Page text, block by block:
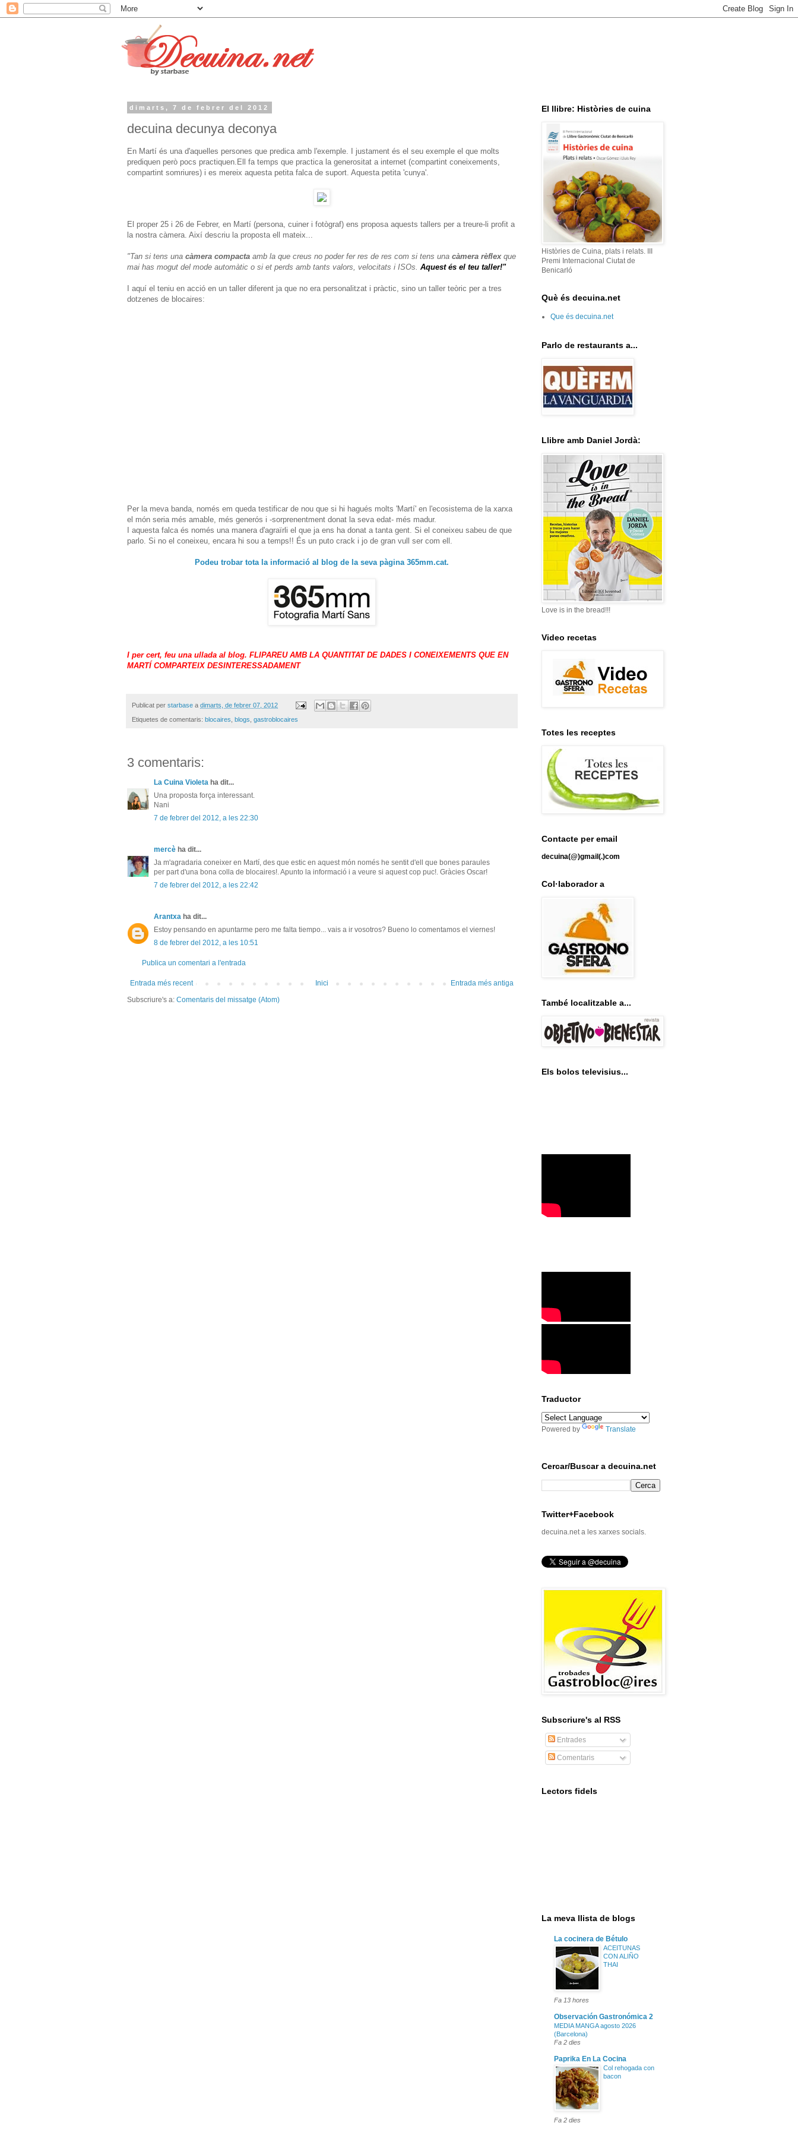
dimarts, 7 de febrer del 2012
decuina decunya deconya
En Martí és una d'aquelles persones que predica amb l'exemple. I justament és el seu exemple el que molts
prediquen però pocs practiquen.Ell fa temps que practica la generositat a internet (compartint coneixements,
compartint somriures) i es mereix aquesta petita falca de suport. Aquesta petita 'cunya'.
El proper 25 i 26 de Febrer, en Martí (persona, cuiner i fotògraf) ens proposa aquests tallers per a treure-li profit a
la nostra càmera. Així descriu la proposta ell mateix...
"Tan si tens una càmera compacta amb la que creus no poder fer res de res com si tens una càmera rèflexque
mai has mogut del mode automàtic o si et perds amb tants valors, velocitats i ISOs. Aquest és el teu taller!"
I aquí el teniu en acció en un taller diferent ja que no era personalitzat i pràctic, sino un taller teòric per a tres
dotzenes de blocaires:
Per la meva banda, només em queda testificar de nou que si hi hagués molts 'Martí' en l'ecosistema de la xarxa
el món seria més amable, més generós i -sorprenentment donat la seva edat- més madur.
I aquesta falca és només una manera d'agraïrli el que ja ens ha donat a tanta gent. Si el coneixeu sabeu de que
parlo. Si no el coneixeu, encara hi sou a temps!! És un puto crack i jo de gran vull ser com ell.
Podeu trobar tota la informació al blog de la seva pàgina 365mm.cat.
I per cert, feu una ullada al blog. FLIPAREU AMB LA QUANTITAT DE DADES I CONEIXEMENTS QUE EN
MARTÍ COMPARTEIX DESINTERESSADAMENT
Publicat per starbase a dimarts, de febrer 07, 2012
Etiquetes de comentaris: blocaires blogs gastroblocaires
3 comentaris:
La Cuina Violeta ha dit...
Una proposta força interessant.
Nani
7 de febrer del 2012, a les 22:30
mercè ha dit...
Ja m'agradaria coneixer en Martí, des que estic en aquest món només he sentit d'ell que bones paraules
per part d'una bona colla de blocaires!. Apunto la informació i a veure si aquest cop puc!. Gràcies Oscar!
7 de febrer del 2012, a les 22:42
Arantxa ha dit...
Estoy pensando en apuntarme pero me falta tiempo... vais a ir vosotros? Bueno lo comentamos el viernes!
8 de febrer del 2012, a les 10:51
Publica un comentari a l'entrada
Entrada més recent Entrada més antiga
Inici
Subscriure's a: Comentaris del missatge (Atom)
El llibre: Històries de cuina
Històries de Cuina, plats i relats. III
Premi Internacional Ciutat de
Benicarló
Què és decuina.net
Que és decuina.net
Parlo de restaurants a...
Llibre amb Daniel Jordà:
Love is in the bread!!!
Video recetas
Totes les receptes
Contacte per email
decuina(@)gmail(.)com
Col·laborador a
També localitzable a...
Els bolos televisius...
Traductor
Powered by Translate
Cercar/Buscar a decuina.net
Twitter+Facebook
decuina.net a les xarxes socials.
Subscriure's al RSS
Entrades
Comentaris
Lectors fidels
La meva llista de blogs
La cocinera de Bétulo
ACEITUNAS
CON ALIÑO
THAI
Fa 13 hores
Observación Gastronómica 2
MEDIA MANGA agosto 2026
(Barcelona)
Fa 2 dies
Paprika En La Cocina
Col rehogada con
bacon
Fa 2 dies